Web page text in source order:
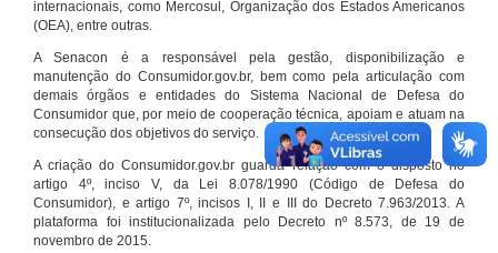
internacionais, como Mercosul, Organização dos Estados Americanos
(OEA), entre outras.
A Senacon é a responsável pela gestão, disponibilização e
manutenção do Consumidor.gov.br, bem como pela articulação com
demais órgãos e entidades do Sistema Nacional de Defesa do
Consumidor que, por meio de cooperação técnica, apoiam e atuam na
consecução dos objetivos do serviço.
A criação do Consumidor.gov.br guarda relação com o disposto no
artigo 4º, inciso V, da Lei 8.078/1990 (Código de Defesa do
Consumidor), e artigo 7º, incisos I, II e III do Decreto 7.963/2013. A
plataforma foi institucionalizada pelo Decreto nº 8.573, de 19 de
novembro de 2015.